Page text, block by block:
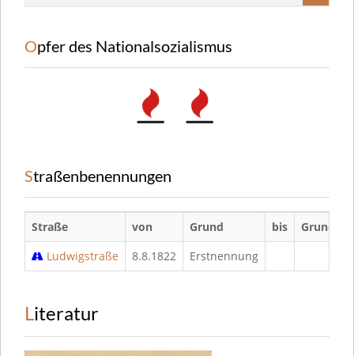
Opfer des Nationalsozialismus
Straßenbenennungen
Straße von Grund bis
Grund
Ludwigstraße
8.8.1822 Erstnennung
Literatur